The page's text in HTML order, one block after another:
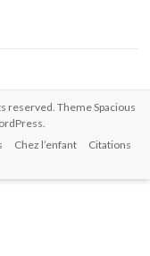
reserved. ThemeSpacious
.
Chez l’enfant
Citations